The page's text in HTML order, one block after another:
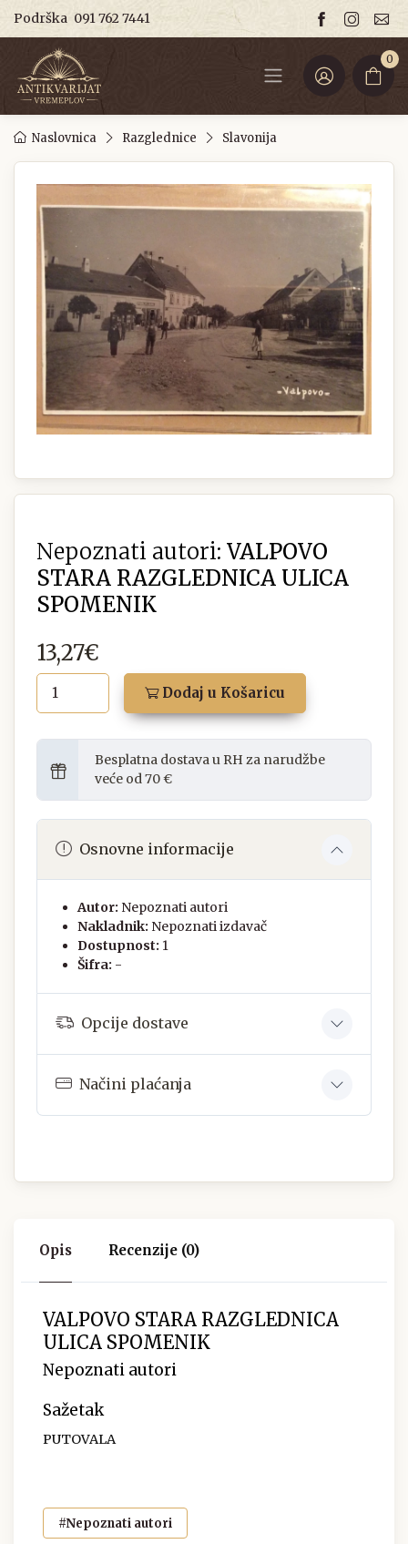
Podrška 091 762 7441
0
Naslovnica Razglednice Slavonija
Nepoznati autori: VALPOVO
STARA RAZGLEDNICA ULICA
SPOMENIK
13,27€
Dodaj u Košaricu
Besplatna dostava u RH za narudžbe
veće od 70 €
Osnovne informacije
Autor: Nepoznati autori
Nakladnik: Nepoznati izdavač
Dostupnost: 1
Šifra: -
Opcije dostave
Načini plaćanja
Opis Recenzije (0)
VALPOVO STARA RAZGLEDNICA
ULICA SPOMENIK
Nepoznati autori
Sažetak
PUTOVALA
#Nepoznati autori